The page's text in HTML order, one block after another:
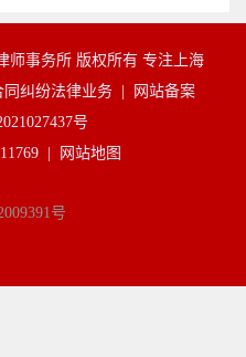
师事务所 版权所有 专注上海
同纠纷法律业务 |
网站备案
号
|
网站地图
号